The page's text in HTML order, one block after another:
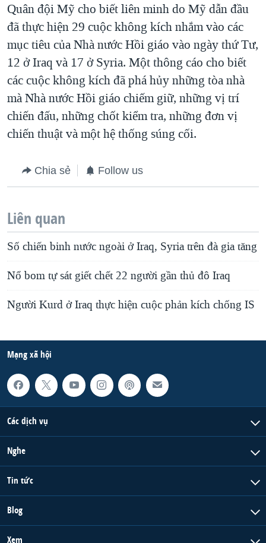
Quân đội Mỹ cho biết liên minh do Mỹ dẫn đầu
đã thực hiện 29 cuộc không kích nhắm vào các
mục tiêu của Nhà nước Hồi giáo vào ngày thứ Tư,
12 ở Iraq và 17 ở Syria. Một thông cáo cho biết
các cuộc không kích đã phá hủy những tòa nhà
mà Nhà nước Hồi giáo chiếm giữ, những vị trí
chiến đấu, những chốt kiểm tra, những đơn vị
chiến thuật và một hệ thống súng cối.
Chia sẻ Follow us
Liên quan
Số chiến binh nước ngoài ở Iraq, Syria trên đà gia tăng
Nổ bom tự sát giết chết 22 người gần thủ đô Iraq
Người Kurd ở Iraq thực hiện cuộc phản kích chống IS
Mạng xã hội
Các dịch vụ
Nghe
Tin tức
Blog
Xem